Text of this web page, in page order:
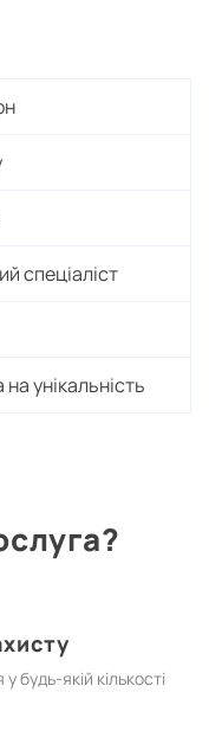
спеціаліст
на унікальність
якій кількості